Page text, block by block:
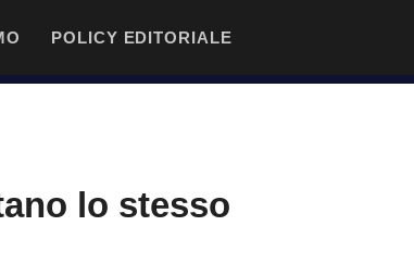
POLICY EDITORIALE
lo stesso